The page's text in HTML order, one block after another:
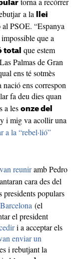
a la
llei
PSOE. “Espanya
impossible que a
total
que estem
Palmas de Gran
ens té sotmès
nació ens correspon
fa deu dies quan
a les onze del
i mig va acollir una
a la “rebel·lió”
reuniramb Pedro
cara des del
presidents populars
(el
el president
i a acceptar els
enviar un
i rebutjant la